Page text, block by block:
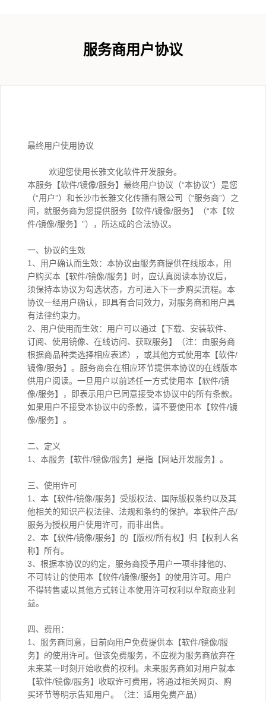
服务商用户协议
最终用户使用协议
欢迎您使用长雅文化软件开发服务。
本服务【软件/镜像/服务】最终用户协议（“本协议”）是您
（“用户”）和长沙市长雅文化传播有限公司（“服务商”）之
间，就服务商为您提供服务【软件/镜像/服务】（“本【软
件/镜像/服务】”），所达成的合法协议。
一、协议的生效
1、用户确认而生效：本协议由服务商提供在线版本，用
户购买本【软件/镜像/服务】时，应认真阅读本协议后，
须保持本协议为勾选状态，方可进入下一步购买流程。本
协议一经用户确认，即具有合同效力，对服务商和用户具
有法律约束力。
2、用户使用而生效：用户可以通过【下载、安装软件、
订阅、使用镜像、在线访问、获取服务】（注：由服务商
根据商品种类选择相应表述），或其他方式使用本【软件/
镜像/服务】。服务商会在相应环节提供本协议的在线版本
供用户阅读。一旦用户以前述任一方式使用本【软件/镜
像/服务】，即表示用户已同意接受本协议中的所有条款。
如果用户不接受本协议中的条款，请不要使用本【软件/镜
像/服务】。
二、定义
1、本服务【软件/镜像/服务】是指【网站开发服务】。
三、使用许可
1、本【软件/镜像/服务】受版权法、国际版权条约以及其
他相关的知识产权法律、法规和条约的保护。本软件产品/
服务为授权用户使用许可，而非出售。
2、本【软件/镜像/服务】的【版权/所有权】归【权利人名
称】所有。
3、根据本协议的约定，服务商授予用户一项非排他的、
不可转让的使用本【软件/镜像/服务】的使用许可。用户
不得转售或以其他方式转让本使用许可权利以牟取商业利
益。
四、费用：
1、服务商同意，目前向用户免费提供本【软件/镜像/服
务】的使用许可。但该免费服务，不应视为服务商放弃在
未来某一时刻开始收费的权利。未来服务商如对用户就本
【软件/镜像/服务】收取许可费用，将通过相关网页、购
买环节等明示告知用户。（注：适用免费产品）